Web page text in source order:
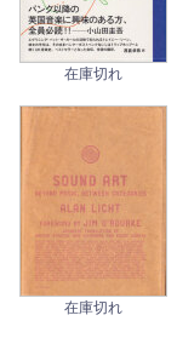
在庫切れ
在庫切れ